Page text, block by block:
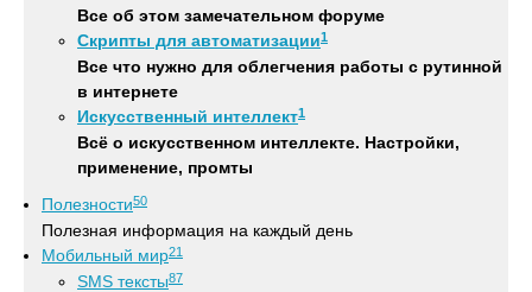
Все об этом замечательном форуме
Скрипты для автоматизации1
Все что нужно для облегчения работы с рутинной
в интернете
Искусственный интеллект1
Всё о искусственном интеллекте. Настройки,
применение, промты
Полезности50
Полезная информация на каждый день
Мобильный мир21
SMS тексты87